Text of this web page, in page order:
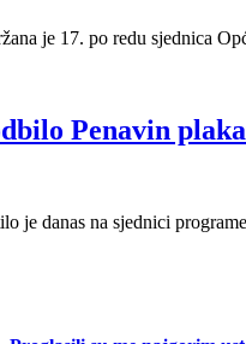
je 17. po redu sjednica
Penavin
je danas na sjednici